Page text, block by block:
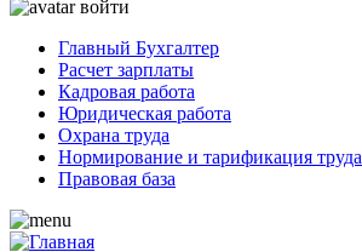
войти
Главный Бухгалтер
Расчет зарплаты
Кадровая работа
Юридическая работа
Охрана труда
Нормирование и тарификация труда
Правовая база